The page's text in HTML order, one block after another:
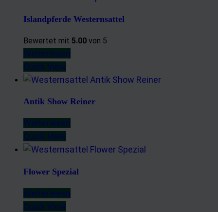
Islandpferde Westernsattel
Bewertet mit 5.00 von 5
Weiterlesen
Quick View
Antik Show Reiner
Weiterlesen
Quick View
Flower Spezial
Weiterlesen
Quick View